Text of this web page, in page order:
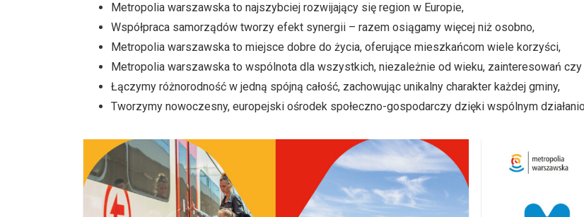
Metropolia warszawska to najszybciej rozwijający się region w Europie,
Współpraca samorządów tworzy efekt synergii – razem osiągamy więcej niż osobno,
Metropolia warszawska to miejsce dobre do życia, oferujące mieszkańcom wiele korzyści,
Metropolia warszawska to wspólnota dla wszystkich, niezależnie od wieku, zainteresowań
Łączymy różnorodność w jedną spójną całość, zachowując unikalny charakter każdej gminy,
Tworzymy nowoczesny, europejski ośrodek społeczno-gospodarczy dzięki wspólnym